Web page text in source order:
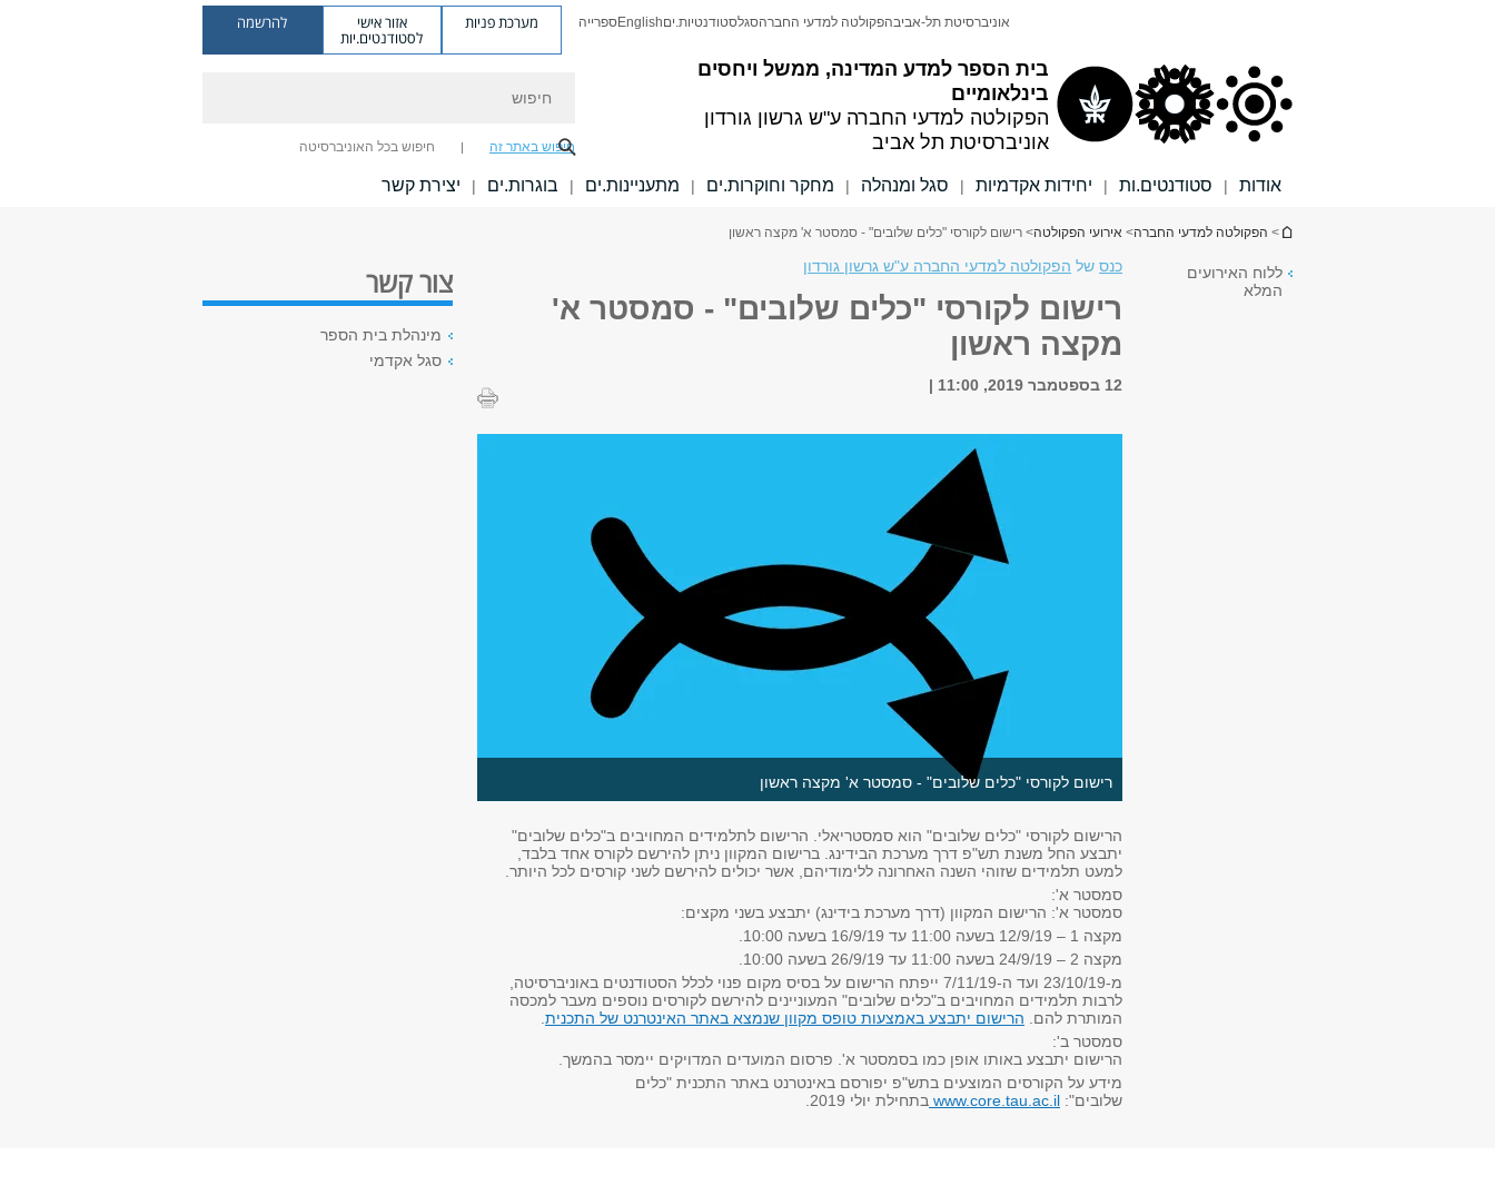
בית הספר למדע המדינה, ממשל ויחסים
בינלאומיים
הפקולטה למדעי החברה ע"ש גרשון גורדון
אוניברסיטת תל אביב
אוניברסיטת תל-אביבהפקולטה למדעי החברהסגלסטודנטיות.יםEnglishספרייה מערכת פניות אזור אישי
לסטודנטים.יות
להרשמה
חיפוש באתר זה חיפוש בכל האוניברסיטה
אודות | סטודנטים.ות | יחידות אקדמיות | סגל ומנהלה | מחקר וחוקרות.ים | מתעניינות.ים | בוגרות.ים | יצירת קשר
הינך נמצא כאן
> הפקולטה למדעי החברה> אירועי הפקולטה> רישום לקורסי "כלים שלובים" - סמסטר א' מקצה ראשון
ללוח האירועים
המלא
כנס של הפקולטה למדעי החברה ע"ש גרשון גורדון
רישום לקורסי "כלים שלובים" - סמסטר א'
מקצה ראשון
12 בספטמבר 2019, 11:00
רישום לקורסי "כלים שלובים" - סמסטר א' מקצה ראשון
הרישום לקורסי "כלים שלובים" הוא סמסטריאלי. הרישום לתלמידים המחויבים ב"כלים שלובים"
יתבצע החל משנת תש"פ דרך מערכת הבידינג. ברישום המקוון ניתן להירשם לקורס אחד בלבד,
למעט תלמידים שזוהי השנה האחרונה ללימודיהם, אשר יכולים להירשם לשני קורסים לכל היותר.
סמסטר א':
סמסטר א': הרישום המקוון (דרך מערכת בידינג) יתבצע בשני מקצים:
מקצה 1 – 12/9/19 בשעה 11:00 עד 16/9/19 בשעה 10:00.
מקצה 2 – 24/9/19 בשעה 11:00 עד 26/9/19 בשעה 10:00.
מ-23/10/19 ועד ה-7/11/19 ייפתח הרישום על בסיס מקום פנוי לכלל הסטודנטים באוניברסיטה,
לרבות תלמידים המחויבים ב"כלים שלובים" המעוניינים להירשם לקורסים נוספים מעבר למכסה
המותרת להם. הרישום יתבצע באמצעות טופס מקוון שנמצא באתר האינטרנט של התכנית
סמסטר ב':
הרישום יתבצע באותו אופן כמו בסמסטר א'. פרסום המועדים המדויקים יימסר בהמשך.
מידע על הקורסים המוצעים בתש"פ יפורסם באינטרנט באתר התכנית "כלים
שלובים": www.core.tau.ac.il בתחילת יולי 2019.
צור קשר
מינהלת בית הספר
סגל אקדמי